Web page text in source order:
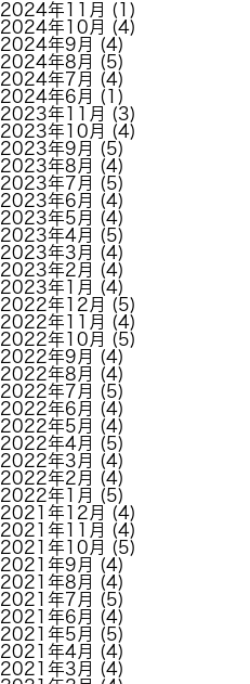
2024年11月
(1)
2024年10月
(4)
2024年9月
(4)
2024年8月
(5)
2024年7月
(4)
2024年6月
(1)
2023年11月
(3)
2023年10月
(4)
2023年9月
(5)
2023年8月
(4)
2023年7月
(5)
2023年6月
(4)
2023年5月
(4)
2023年4月
(5)
2023年3月
(4)
2023年2月
(4)
2023年1月
(4)
2022年12月
(5)
2022年11月
(4)
2022年10月
(5)
2022年9月
(4)
2022年8月
(4)
2022年7月
(5)
2022年6月
(4)
2022年5月
(4)
2022年4月
(5)
2022年3月
(4)
2022年2月
(4)
2022年1月
(5)
2021年12月
(4)
2021年11月
(4)
2021年10月
(5)
2021年9月
(4)
2021年8月
(4)
2021年7月
(5)
2021年6月
(4)
2021年5月
(5)
2021年4月
(4)
2021年3月
(4)